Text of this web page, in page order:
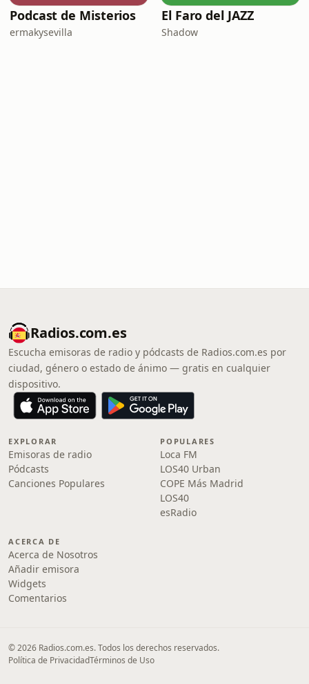
Podcast de Misterios
ermakysevilla
El Faro del JAZZ
Shadow
Radios.com.es
Escucha emisoras de radio y pódcasts de Radios.com.es por
ciudad, género o estado de ánimo — gratis en cualquier
dispositivo.
EXPLORAR
Emisoras de radio
Pódcasts
Canciones Populares
POPULARES
Loca FM
LOS40 Urban
COPE Más Madrid
LOS40
esRadio
ACERCA DE
Acerca de Nosotros
Añadir emisora
Widgets
Comentarios
© 2026 Radios.com.es. Todos los derechos reservados.
Política de PrivacidadTérminos de Uso